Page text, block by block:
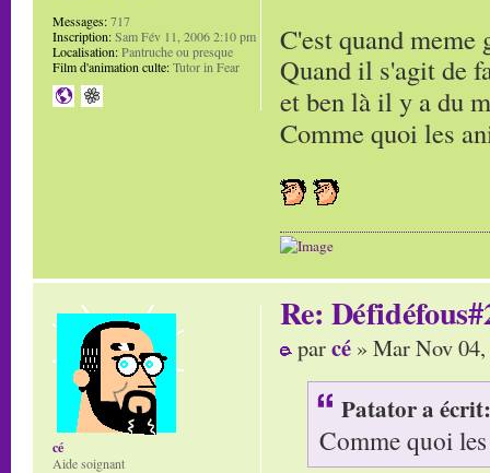
C'est quand
Quand il s'agit de
et ben là il y a du
Comme quoi les
Messages:717
Inscription:Sam Fév 11, 2006 2:10 pm
Localisation:Pantruche ou presque
Film d'animation culte:Tutor in Fear
Re:
parcé » Mar Nov
Patator a écrit:
Comme quoi
cé
Aide soignant